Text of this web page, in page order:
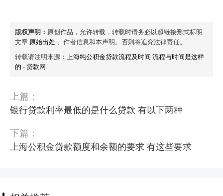
版权声明： 原创作品，允许转载，转载时请务必以超链接形式标明
文章 原始出处 、作者信息和本声明。否则将追究法律责任。
转载请注明来源： 上海纯公积金贷款流程及时间 流程与时间是这样
的 -贷款网
上篇：
银行贷款利率最低的是什么贷款 有以下两种
下篇：
上海公积金贷款额度和余额的要求 有这些要求